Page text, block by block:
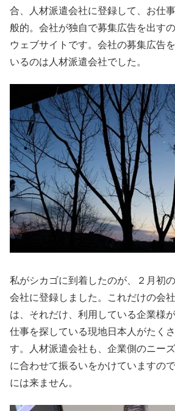
合、人材派遣会社に登録して、お仕
般的。会社が独自で募集広告を出す
ウェブサイトです。会社の募集広告
いるのは人材派遣会社でした。
私がシカゴに到着したのが、２月初
会社に登録しました。これだけの会
は、それだけ、利用している企業様
仕事を探している現地日本人がたく
す。人材派遣会社も、企業側のニー
に合わせて振るいをかけていますの
には来ません。